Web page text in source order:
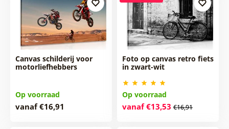
Canvas schilderij voor
motorliefhebbers
Op voorraad
vanaf €16,91
Foto op canvas retro fiets
in zwart-wit
Op voorraad
vanaf €13,53 €16,91